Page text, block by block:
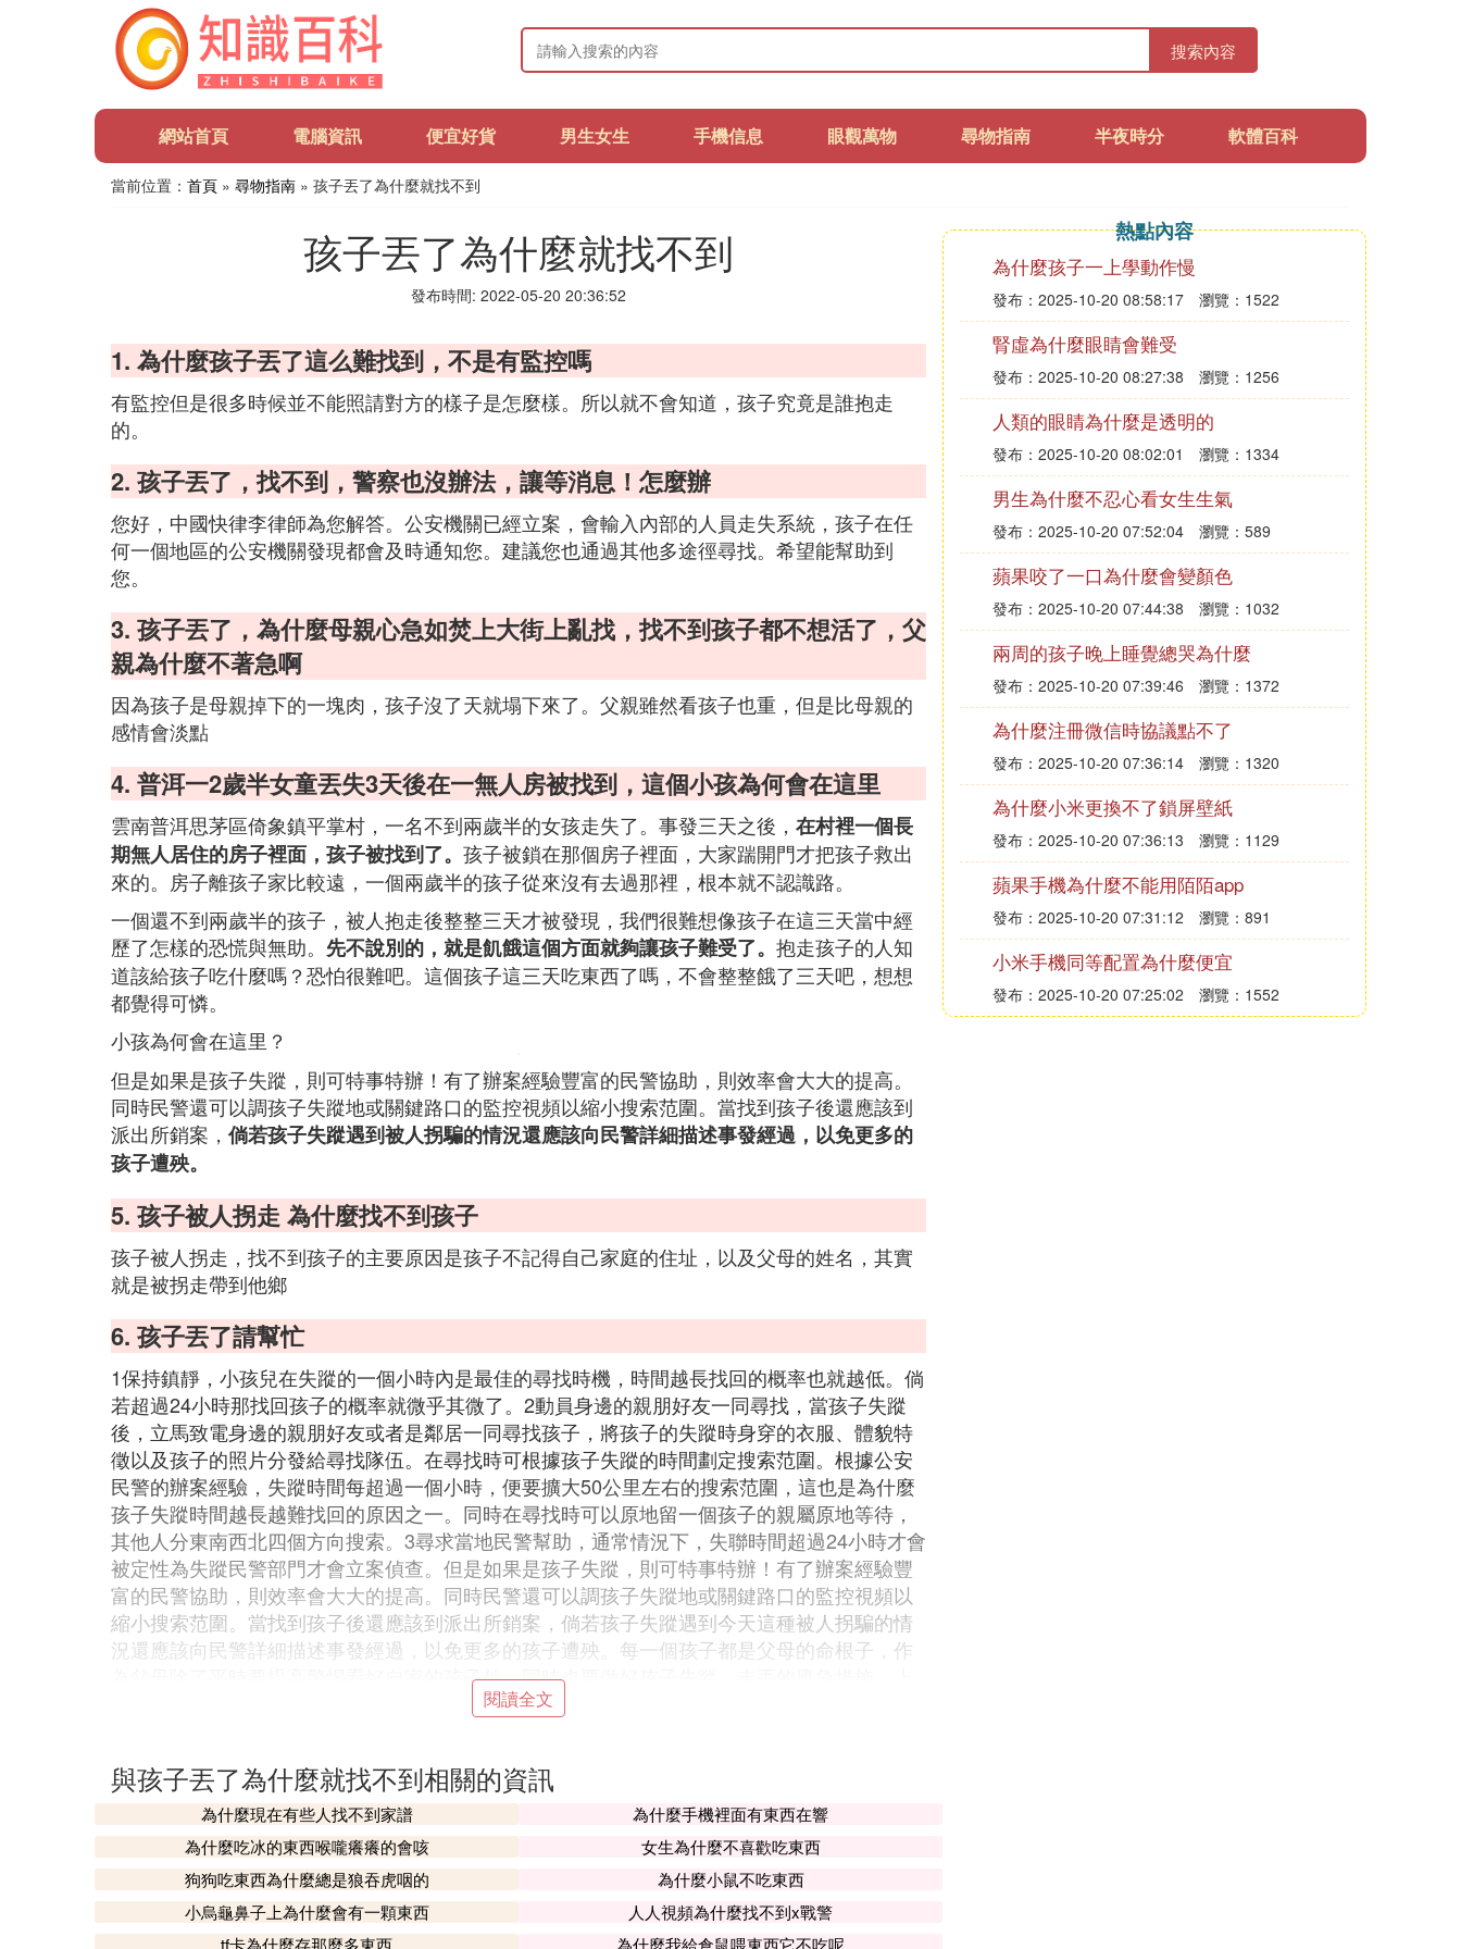
搜索內容
網站首頁 電腦資訊 便宜好貨 男生女生 手機信息 眼觀萬物 尋物指南 半夜時分 軟體百科
當前位置： 首頁 » 尋物指南 » 孩子丟了為什麼就找不到
孩子丟了為什麼就找不到
發布時間: 2022-05-20 20:36:52
1. 為什麼孩子丟了這么難找到，不是有監控嗎
有監控但是很多時候並不能照請對方的樣子是怎麼樣。所以就不會知道，孩子究竟是誰抱走
的。
2. 孩子丟了，找不到，警察也沒辦法，讓等消息！怎麼辦
您好，中國快律李律師為您解答。公安機關已經立案，會輸入內部的人員走失系統，孩子在任
何一個地區的公安機關發現都會及時通知您。建議您也通過其他多途徑尋找。希望能幫助到
您。
3. 孩子丟了，為什麼母親心急如焚上大街上亂找，找不到孩子都不想活了，父
親為什麼不著急啊
因為孩子是母親掉下的一塊肉，孩子沒了天就塌下來了。父親雖然看孩子也重，但是比母親的
感情會淡點
4. 普洱一2歲半女童丟失3天後在一無人房被找到，這個小孩為何會在這里
雲南普洱思茅區倚象鎮平掌村，一名不到兩歲半的女孩走失了。事發三天之後， 在村裡一個長
期無人居住的房子裡面，孩子被找到了。 孩子被鎖在那個房子裡面，大家踹開門才把孩子救出
來的。房子離孩子家比較遠，一個兩歲半的孩子從來沒有去過那裡，根本就不認識路。
一個還不到兩歲半的孩子，被人抱走後整整三天才被發現，我們很難想像孩子在這三天當中經
歷了怎樣的恐慌與無助。 先不說別的，就是飢餓這個方面就夠讓孩子難受了。 抱走孩子的人知
道該給孩子吃什麼嗎？恐怕很難吧。這個孩子這三天吃東西了嗎，不會整整餓了三天吧，想想
都覺得可憐。
小孩為何會在這里？
但是如果是孩子失蹤，則可特事特辦！有了辦案經驗豐富的民警協助，則效率會大大的提高。
同時民警還可以調孩子失蹤地或關鍵路口的監控視頻以縮小搜索范圍。當找到孩子後還應該到
派出所銷案， 倘若孩子失蹤遇到被人拐騙的情況還應該向民警詳細描述事發經過，以免更多的
孩子遭殃。
5. 孩子被人拐走 為什麼找不到孩子
孩子被人拐走，找不到孩子的主要原因是孩子不記得自己家庭的住址，以及父母的姓名，其實
就是被拐走帶到他鄉
6. 孩子丟了請幫忙
1保持鎮靜，小孩兒在失蹤的一個小時內是最佳的尋找時機，時間越長找回的概率也就越低。倘
若超過24小時那找回孩子的概率就微乎其微了。2動員身邊的親朋好友一同尋找，當孩子失蹤
後，立馬致電身邊的親朋好友或者是鄰居一同尋找孩子，將孩子的失蹤時身穿的衣服、體貌特
徵以及孩子的照片分發給尋找隊伍。在尋找時可根據孩子失蹤的時間劃定搜索范圍。根據公安
民警的辦案經驗，失蹤時間每超過一個小時，便要擴大50公里左右的搜索范圍，這也是為什麼
孩子失蹤時間越長越難找回的原因之一。同時在尋找時可以原地留一個孩子的親屬原地等待，
其他人分東南西北四個方向搜索。3尋求當地民警幫助，通常情況下，失聯時間超過24小時才會
被定性為失蹤民警部門才會立案偵查。但是如果是孩子失蹤，則可特事特辦！有了辦案經驗豐
富的民警協助，則效率會大大的提高。同時民警還可以調孩子失蹤地或關鍵路口的監控視頻以
縮小搜索范圍。當找到孩子後還應該到派出所銷案，倘若孩子失蹤遇到今天這種被人拐騙的情
況還應該向民警詳細描述事發經過，以免更多的孩子遭殃。每一個孩子都是父母的命根子，作
為父母除了平時要提高警惕看好自家的孩子外，同時也要做好孩子失蹤、走丟的應急措施。上
我一直保存著一句很悲傷的文案：原來所愛也會隔山海，而山海皆不可平。
家長要告訴孩子一定要在人多的地方選擇大聲的呼救，如果不能出聲，一定要用肢體語言學會
閱讀全文
與孩子丟了為什麼就找不到相關的資訊
為什麼現在有些人找不到家譜
為什麼手機裡面有東西在響
為什麼吃冰的東西喉嚨癢癢的會咳
女生為什麼不喜歡吃東西
狗狗吃東西為什麼總是狼吞虎咽的
為什麼小鼠不吃東西
小烏龜鼻子上為什麼會有一顆東西
人人視頻為什麼找不到x戰警
tf卡為什麼存那麼多東西
為什麼我給倉鼠喂東西它不吃呢
熱點內容
為什麼孩子一上學動作慢
發布：2025-10-20 08:58:17 瀏覽：1522
腎虛為什麼眼睛會難受
發布：2025-10-20 08:27:38 瀏覽：1256
人類的眼睛為什麼是透明的
發布：2025-10-20 08:02:01 瀏覽：1334
男生為什麼不忍心看女生生氣
發布：2025-10-20 07:52:04 瀏覽：589
蘋果咬了一口為什麼會變顏色
發布：2025-10-20 07:44:38 瀏覽：1032
兩周的孩子晚上睡覺總哭為什麼
發布：2025-10-20 07:39:46 瀏覽：1372
為什麼注冊微信時協議點不了
發布：2025-10-20 07:36:14 瀏覽：1320
為什麼小米更換不了鎖屏壁紙
發布：2025-10-20 07:36:13 瀏覽：1129
蘋果手機為什麼不能用陌陌app
發布：2025-10-20 07:31:12 瀏覽：891
小米手機同等配置為什麼便宜
發布：2025-10-20 07:25:02 瀏覽：1552